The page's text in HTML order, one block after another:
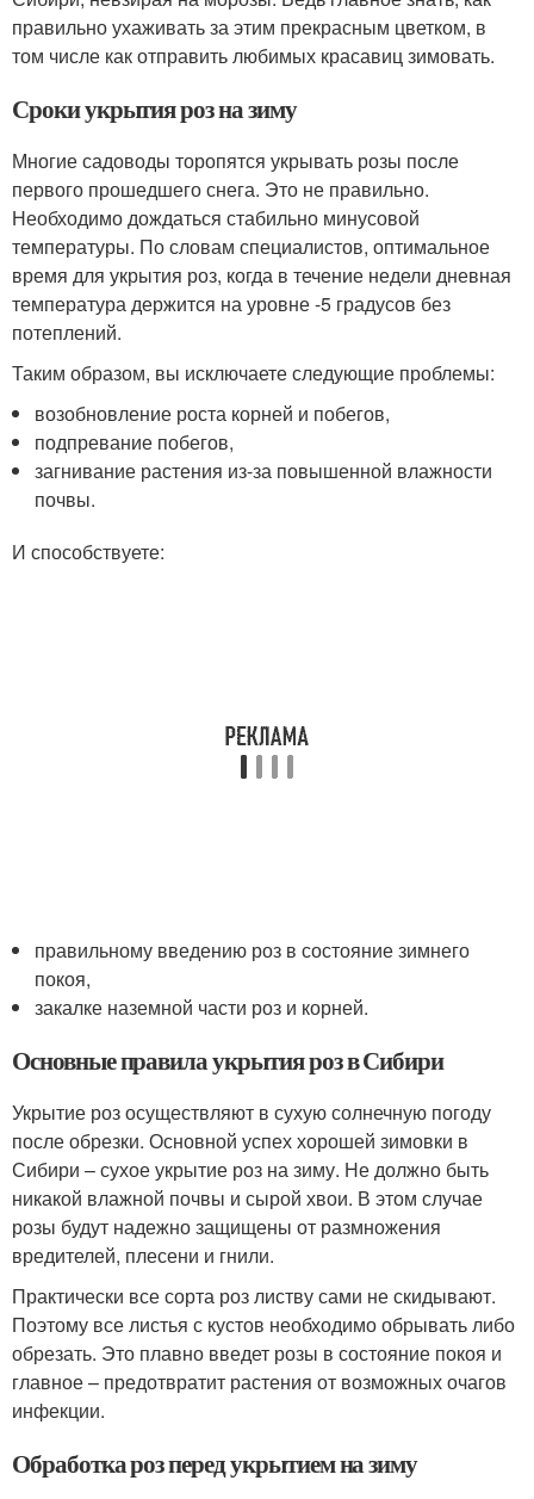
правильно ухаживать за этим прекрасным цветком, в
том числе как отправить любимых красавиц зимовать.
Сроки укрытия роз на зиму
Многие садоводы торопятся укрывать розы после
первого прошедшего снега. Это не правильно.
Необходимо дождаться стабильно минусовой
температуры. По словам специалистов, оптимальное
время для укрытия роз, когда в течение недели дневная
температура держится на уровне -5 градусов без
потеплений.
Таким образом, вы исключаете следующие проблемы:
возобновление роста корней и побегов,
подпревание побегов,
загнивание растения из-за повышенной влажности
почвы.
И способствуете:
правильному введению роз в состояние зимнего
покоя,
закалке наземной части роз и корней.
Основные правила укрытия роз в Сибири
Укрытие роз осуществляют в сухую солнечную погоду
после обрезки. Основной успех хорошей зимовки в
Сибири – сухое укрытие роз на зиму. Не должно быть
никакой влажной почвы и сырой хвои. В этом случае
розы будут надежно защищены от размножения
вредителей, плесени и гнили.
Практически все сорта роз листву сами не скидывают.
Поэтому все листья с кустов необходимо обрывать либо
обрезать. Это плавно введет розы в состояние покоя и
главное – предотвратит растения от возможных очагов
инфекции.
Обработка роз перед укрытием на зиму